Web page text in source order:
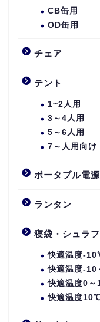
CB缶用
OD缶用
チェア
テント
1~2人用
3～4人用
5～6人用
7～人用向け
ポータブル電源
ランタン
寝袋・シュラフ
快適温度-
快適温度-
快適温度0
快適温度